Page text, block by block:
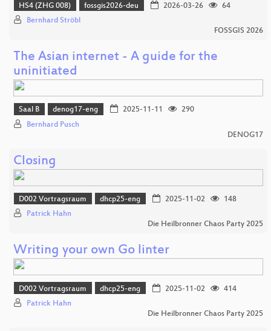
HS4 (ZHG 008) fossgis2026-deu 2026-03-26
64
Bernhard Ströbl
FOSSGIS 2026
The Asian internet - A guide for the
uninitiated
Saal B denog17-eng 2025-11-11
290
Bernhard Pusch
DENOG17
Closing
D002 Vortragsraum dhcp25-eng 2025-11-02
148
Patrick Hahn
Die Heilbronner Chaos Party 2025
Writing your own Go linter
D002 Vortragsraum dhcp25-eng 2025-11-02
414
Patrick Hahn
Die Heilbronner Chaos Party 2025